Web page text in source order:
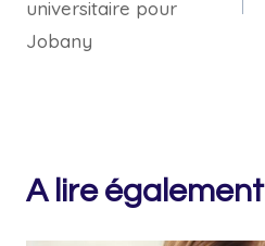
universitaire pour
Jobany
A lire également